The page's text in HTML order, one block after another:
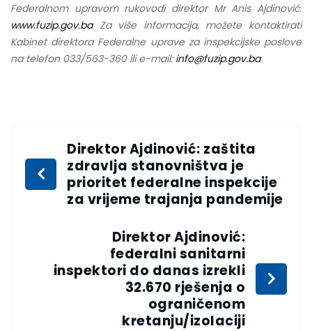
Federalnom upravom rukovodi direktor Mr Anis Ajdinović.
www.fuzip.gov.ba Za više informacija, možete kontaktirati
Kabinet direktora Federalne uprave za inspekcijske poslove
na telefon 033/563-360 ili e-mail: info@fuzip.gov.ba
Direktor Ajdinović: zaštita
zdravlja stanovništva je
prioritet federalne inspekcije
za vrijeme trajanja pandemije
Direktor Ajdinović:
federalni sanitarni
inspektori do danas izrekli
32.670 rješenja o
ograničenom
kretanju/izolaciji